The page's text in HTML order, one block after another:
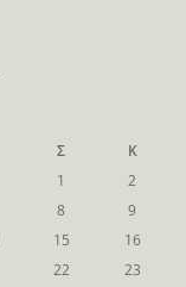
Σ
Κ
1
2
8
9
15
16
22
23